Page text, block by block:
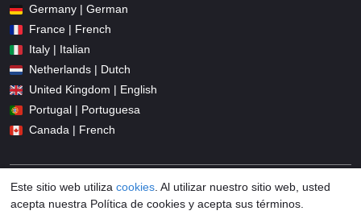
Germany | German
France | French
Italy | Italian
Netherlands | Dutch
United Kingdom | English
Portugal | Portuguesa
Canada | French
Este sitio web utiliza cookies . Al utilizar nuestro sitio web, usted
acepta nuestra Política de cookies y acepta sus términos.